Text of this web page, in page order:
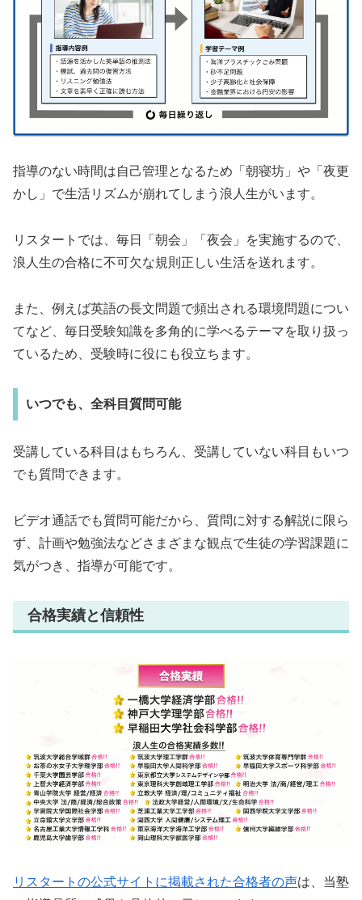
指導のない時間は自己管理となるため「朝寝坊」や「夜更
かし」で生活リズムが崩れてしまう浪人生がいます。
リスタートでは、毎日「朝会」「夜会」を実施するので、
浪人生の合格に不可欠な規則正しい生活を送れます。
また、例えば英語の長文問題で頻出される環境問題につい
てなど、毎日受験知識を多角的に学べるテーマを取り扱っ
ているため、受験時に役にも役立ちます。
いつでも、全科目質問可能
受講している科目はもちろん、受講していない科目もいつ
でも質問できます。
ビデオ通話でも質問可能だから、質問に対する解説に限ら
ず、計画や勉強法などさまざまな観点で生徒の学習課題に
気がつき、指導が可能です。
合格実績と信頼性
リスタートの公式サイトに掲載された合格者の声は、当塾